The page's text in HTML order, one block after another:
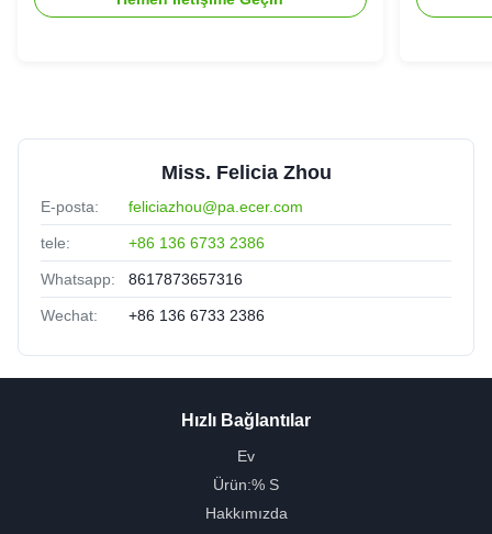
Miss. Felicia Zhou
E-posta: feliciazhou@pa.ecer.com
tele: +86 136 6733 2386
Whatsapp: 8617873657316
Wechat: +86 136 6733 2386
Hızlı Bağlantılar
Ev
Ürün:% S
Hakkımızda